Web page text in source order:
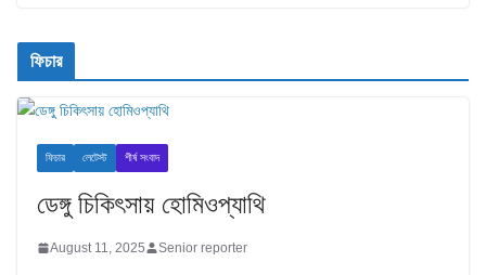
ফিচার
ফিচার লেটেস্ট শীর্ষ সংবাদ
ডেঙ্গু চিকিৎসায় হোমিওপ্যাথি
August 11, 2025 Senior reporter